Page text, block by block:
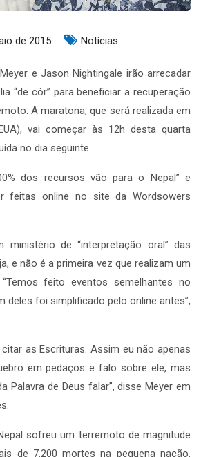
de 2015 Notícias
e Jason Nightingale irão arrecadar
“de cór” para beneficiar a recuperação
A maratona, que será realizada em
vai começar às 12h desta quarta
no dia seguinte.
dos recursos vão para o Nepal” e
feitas online no site da Wordsowers
ministério de “interpretação oral” das
e não é a primeira vez que realizam um
feito eventos semelhantes no
deles foi simplificado pelo online antes”,
as Escrituras. Assim eu não apenas
em pedaços e falo sobre ele, mas
Palavra de Deus falar”, disse Meyer em
sofreu um terremoto de magnitude
de 7.200 mortes na pequena nação.